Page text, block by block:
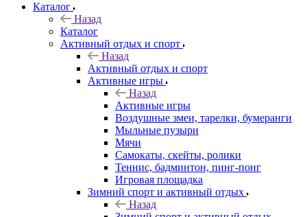
Каталог
Назад
Каталог
Активный отдых и спорт
Назад
Активный отдых и спорт
Активные игры
Назад
Активные игры
Воздушные змеи, тарелки, бумеранги
Мыльные пузыри
Мячи
Самокаты, скейты, ролики
Теннис, бадминтон, пинг-понг
Игровая площадка
Зимний спорт и активный отдых
Назад